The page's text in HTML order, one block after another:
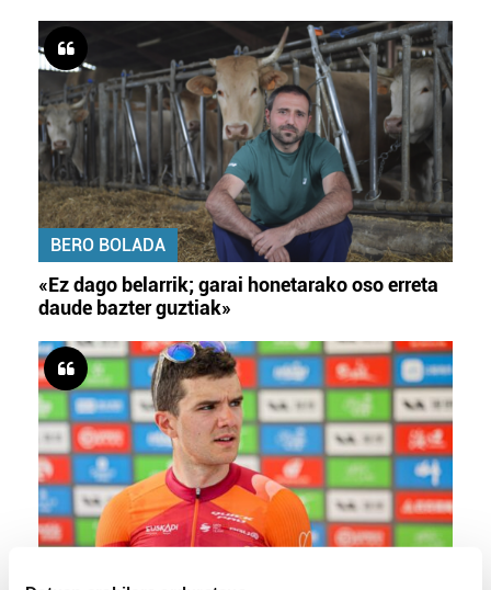
BERO BOLADA
«Ez dago belarrik; garai honetarako oso erreta
daude bazter guztiak»